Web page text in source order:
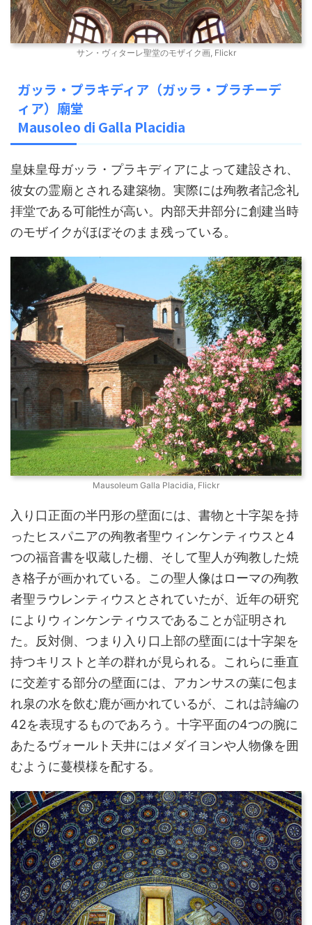
サン・ヴィターレ聖堂のモザイク画, Flickr
ガッラ・プラキディア（ガッラ・プラチーデ
ィア）廟堂
Mausoleo di Galla Placidia
皇妹皇母ガッラ・プラキディアによって建設され、
彼女の霊廟とされる建築物。実際には殉教者記念礼
拝堂である可能性が高い。内部天井部分に創建当時
のモザイクがほぼそのまま残っている。
Mausoleum Galla Placidia, Flickr
入り口正面の半円形の壁面には、書物と十字架を持
ったヒスパニアの殉教者聖ウィンケンティウスと4
つの福音書を収蔵した棚、そして聖人が殉教した焼
き格子が画かれている。この聖人像はローマの殉教
者聖ラウレンティウスとされていたが、近年の研究
によりウィンケンティウスであることが証明され
た。反対側、つまり入り口上部の壁面には十字架を
持つキリストと羊の群れが見られる。これらに垂直
に交差する部分の壁面には、アカンサスの葉に包ま
れ泉の水を飲む鹿が画かれているが、これは詩編の
42を表現するものであろう。十字平面の4つの腕に
あたるヴォールト天井にはメダイヨンや人物像を囲
むように蔓模様を配する。